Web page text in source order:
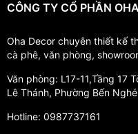
CÔNG TY CỔ PHẦN
Oha Decor chuyên thiết kế
cà phê, văn phòng,
Văn phòng: L17-11,Tầng 17
Lê Thánh, Phường Bến
Hotline: 0987737161